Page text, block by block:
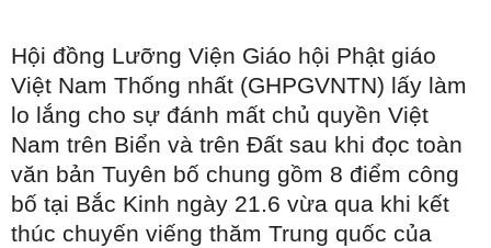
Hội đồng Lưỡng Viện Giáo hội Phật giáo
Việt Nam Thống nhất (GHPGVNTN) lấy làm
lo lắng cho sự đánh mất chủ quyền Việt
Nam trên Biển và trên Đất sau khi đọc toàn
văn bản Tuyên bố chung gồm 8 điểm công
bố tại Bắc Kinh ngày 21.6 vừa qua khi kết
thúc chuyến viếng thăm Trung quốc của